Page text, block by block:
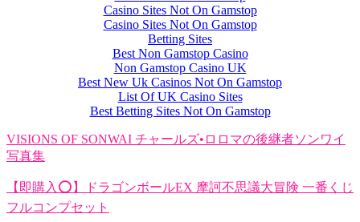
Casino Sites Not On Gamstop
Casino Sites Not On Gamstop
Betting Sites
Best Non Gamstop Casino
Non Gamstop Casino UK
Best New Uk Casinos Not On Gamstop
List Of UK Casino Sites
Best Betting Sites Not On Gamstop
VISIONS OF SONWAI チャールズ•ロロマの後継者ソンワイ
写真集
【即購入⭕️】ドラゴンボールEX 摩訶不思議大冒険 一番くじ
フルコンプセット